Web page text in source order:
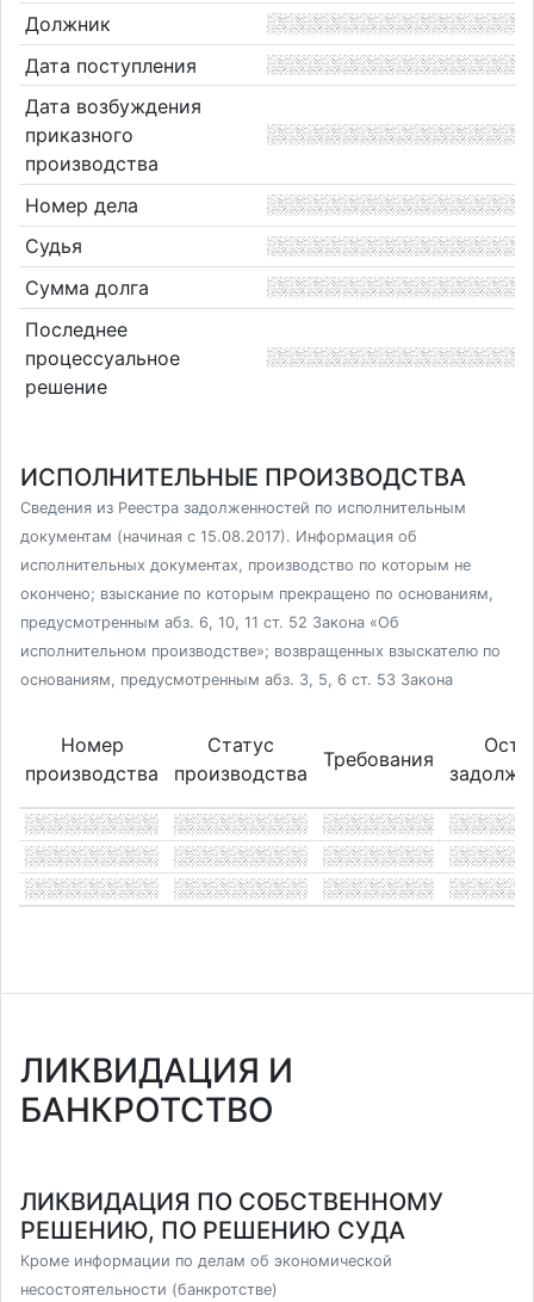
Должник
Дата поступления
Дата возбуждения
приказного
производства
Номер дела
Судья
Сумма долга
Последнее
процессуальное
решение
ИСПОЛНИТЕЛЬНЫЕ ПРОИЗВОДСТВА
Сведения из Реестра задолженностей по исполнительным
документам (начиная с 15.08.2017). Информация об
исполнительных документах, производство по которым не
окончено; взыскание по которым прекращено по основаниям,
предусмотренным абз. 6, 10, 11 ст. 52 Закона «Об
исполнительном производстве»; возвращенных взыскателю по
основаниям, предусмотренным абз. 3, 5, 6 ст. 53 Закона
Номер
производства
Статус
производства
Требования
ЛИКВИДАЦИЯ И
БАНКРОТСТВО
ЛИКВИДАЦИЯ ПО СОБСТВЕННОМУ
РЕШЕНИЮ, ПО РЕШЕНИЮ СУДА
Кроме информации по делам об экономической
несостоятельности (банкротстве)